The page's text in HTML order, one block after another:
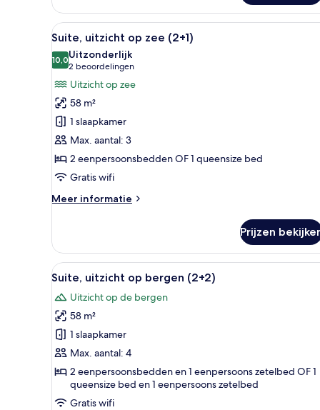
uitzicht
op
zee
Alle
foto's
voor
Suite,
uitzicht
op
zee
(2+1)
laden
Hotelkamer met een groot
12
Suite, uitzicht op zee (2+1)
10,010,0 van 10
Uitzonderlijk
2 beoordelingen
(2
beoordelingen)
Uitzicht op zee
58 m²
1 slaapkamer
Max. aantal: 3
2 eenpersoonsbedden OF 1 queensize bed
Gratis wifi
Meer informatie
Meer
uitzicht
op
zee
Prijzen
Alle
foto's
voor
Suite,
uitzicht
op
bergen
(2+2)
laden
Een woonkamer met een
9
Suite, uitzicht op bergen (2+2)
Uitzicht op de bergen
58 m²
1 slaapkamer
Max. aantal: 4
2 eenpersoonsbedden en 1 eenpersoons zetelbed OF 1
queensize bed en 1 eenpersoons zetelbed
Gratis wifi